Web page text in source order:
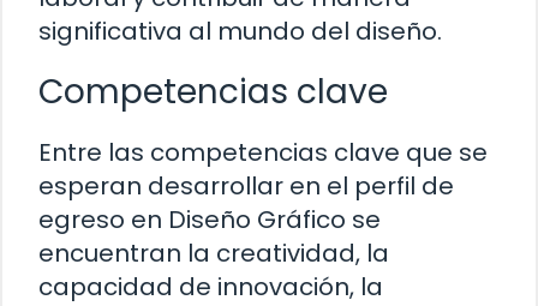
significativa al mundo del diseño.
Competencias clave
Entre las competencias clave que se
esperan desarrollar en el perfil de
egreso en Diseño Gráfico se
encuentran la creatividad, la
capacidad de innovación, la